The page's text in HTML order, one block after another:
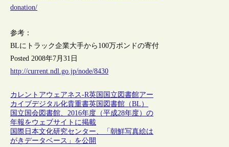
donation/
参考：
BLにトラック企業大手から100万ポンドの寄付
Posted 2008年7月31日
http://current.ndl.go.jp/node/8430
カレントアウェアネス-R英国 国立図書館アー
カイブデジタル化貴重書英国図書館（BL）
国立国会図書館、2016年度（平成28年度）の
年報をウェブサイトに掲載
国際日本文化研究センター、「朝鮮写真絵は
がきデータベース」を公開